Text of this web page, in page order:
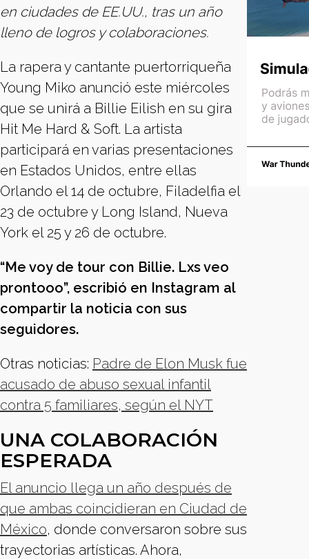
en ciudades de EE.UU., tras un año
lleno de logros y colaboraciones.
La rapera y cantante puertorriqueña
Young Miko anunció este miércoles
que se unirá a Billie Eilish en su gira
Hit Me Hard & Soft. La artista
participará en varias presentaciones
en Estados Unidos, entre ellas
Orlando el 14 de octubre, Filadelfia el
23 de octubre y Long Island, Nueva
York el 25 y 26 de octubre.
“Me voy de tour con Billie. Lxs veo
prontooo”, escribió en Instagram al
compartir la noticia con sus
seguidores.
Otras noticias: Padre de Elon Musk fue
acusado de abuso sexual infantil
contra 5 familiares, según el NYT
UNA COLABORACIÓN
ESPERADA
El anuncio llega un año después de
que ambas coincidieran en Ciudad de
México, donde conversaron sobre sus
trayectorias artísticas. Ahora,